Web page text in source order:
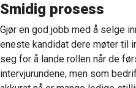
Smidig prosess
Gjør en god jobb med å selge
eneste kandidat dere møter til
seg for å lande rollen når de
intervjurundene, men som